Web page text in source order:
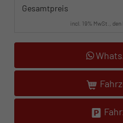
Gesamtpreis
incl. 19% MwSt.,